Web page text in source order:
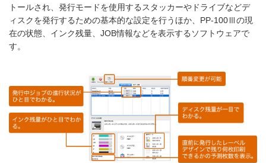
トールされ、発行モードを使用するスタッカーやドライブなどデ
ィスクを発行するための基本的な設定を行うほか、PP-100Ⅲの現
在の状態、インク残量、JOB情報などを表示するソフトウェアで
す。